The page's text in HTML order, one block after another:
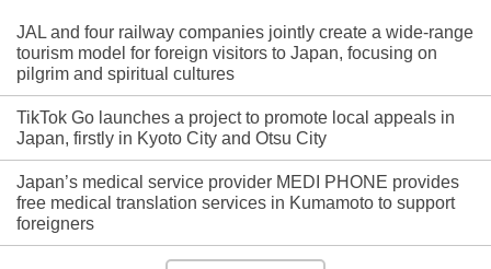
JAL and four railway companies jointly create a wide-range
tourism model for foreign visitors to Japan, focusing on
pilgrim and spiritual cultures
TikTok Go launches a project to promote local appeals in
Japan, firstly in Kyoto City and Otsu City
Japan’s medical service provider MEDI PHONE provides
free medical translation services in Kumamoto to support
foreigners